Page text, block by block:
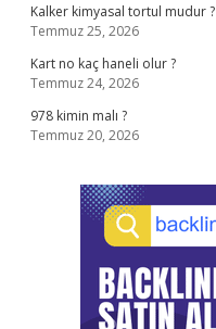
Kalker kimyasal tortul mudur ?
Temmuz 25, 2026
Kart no kaç haneli olur ?
Temmuz 24, 2026
978 kimin malı ?
Temmuz 20, 2026